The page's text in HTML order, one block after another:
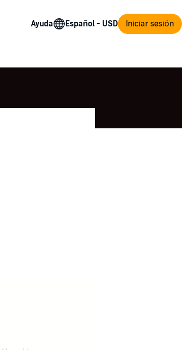
Ayuda Iniciar sesión